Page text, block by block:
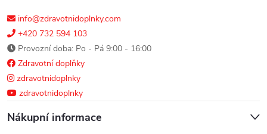
info@zdravotnidoplnky.com
+420 732 594 103
Provozní doba: Po - Pá 9:00 - 16:00
Zdravotní doplňky
zdravotnidoplnky
zdravotnidoplnky
Nákupní informace